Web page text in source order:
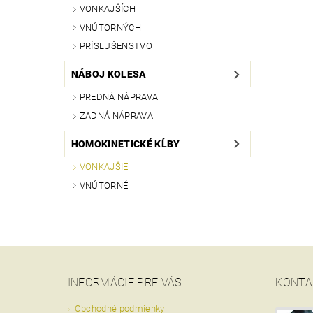
VONKAJŠÍCH
VNÚTORNÝCH
PRÍSLUŠENSTVO
NÁBOJ KOLESA
PREDNÁ NÁPRAVA
ZADNÁ NÁPRAVA
HOMOKINETICKÉ KĹBY
VONKAJŠIE
VNÚTORNÉ
INFORMÁCIE PRE VÁS
Obchodné podmienky